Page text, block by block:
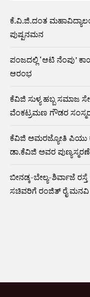
ಕೆ.ವಿ.ಜಿ.ದಂತ
ಪುಷ್ಪನಮನ
ಪಂಜದಲ್ಲಿ ‘ಆಟಿ ನೆಂಪು’
ಆರಂಭ
ಕೆವಿಜಿ ಸುಳ್ಯ ಹಬ್ಬ ಸಮಾಜ
ವೆಂಕಟ್ರಮಣ ಗೌಡರ
ಕೆವಿಜಿ ಅಮರಜ್ಯೋತಿ ಪಿಯು
ಡಾ.ಕೆವಿಜಿ ಅವರ ಪುಣ್ಯಸ್ಮರಣೆ
ಬೀನಡ್ಕ-ಬೇಲ್ಯ-ಶಿರ್ವಾಜೆ
ಸಚಿವರಿಗೆ ರಂಜಿತ್ ರೈ ಮನವಿ